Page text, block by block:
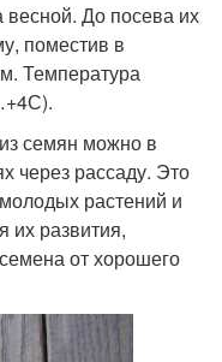
До посева их
поместив в
Температура
семян можно в
через рассаду. Это
растений и
их развития,
от хорошего